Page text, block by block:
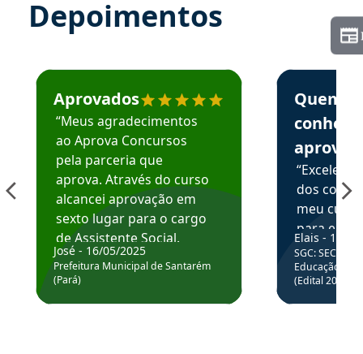
Depoimentos
Estudante José recomenda o Aprova Concursos em
Aprovados
“Meus agradecimentos
ao Aprova Concursos
pela parceria que
aprova. Através do curso
alcancei aprovação em
sexto lugar para o cargo
de Assistente Social.
Hoje estou atuando na
Prefeitura de Santarém.
José - 16/05/2025
Prefeitura Municipal de Santarém
(Pará)
Estudante
Quem
aprova
dos
meu
para
colocar
através
de
Elais - 15/
SGC: SEC BA
Educação
(Edital